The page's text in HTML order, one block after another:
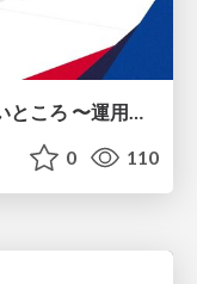
今さら聞けないサーバーレスのいいところ 〜運用から解放される世界を目指して〜 / The Benefits of Serverless You Might Be Too Embarrassed to Ask About Now — Aiming for a World Free from Operational Burdens
0 110